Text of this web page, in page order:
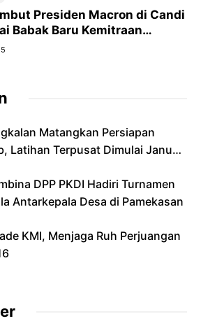
Presiden Macron di Candi
Babak Baru Kemitraan
Prancis
Matangkan Persiapan
Latihan Terpusat Dimulai Januari
DPP PKDI Hadiri Turnamen
Antarkepala Desa di Pamekasan
KMI, Menjaga Ruh Perjuangan